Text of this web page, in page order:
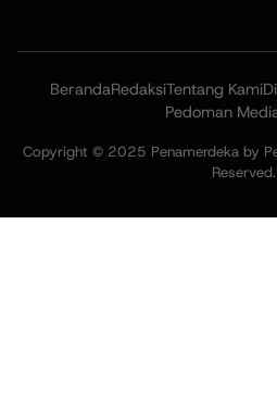
BerandaRedaksiTentang Kami
Pedoman
Copyright © 2025 Penamerdeka by
Reserved.